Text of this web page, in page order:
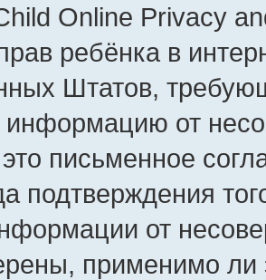
Online Privacy
ребёнка в
Штатов,
информацию от
письменное
подтверждения
от
применимо ли